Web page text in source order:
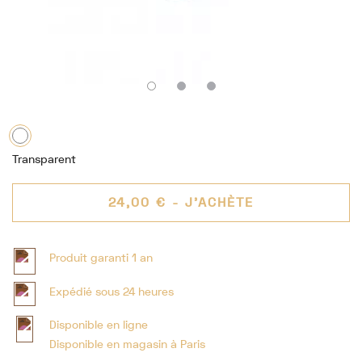
Transparent
24,00 € - J'ACHÈTE
Produit garanti 1 an
Expédié sous 24 heures
Disponible en ligne
Disponible en magasin à Paris